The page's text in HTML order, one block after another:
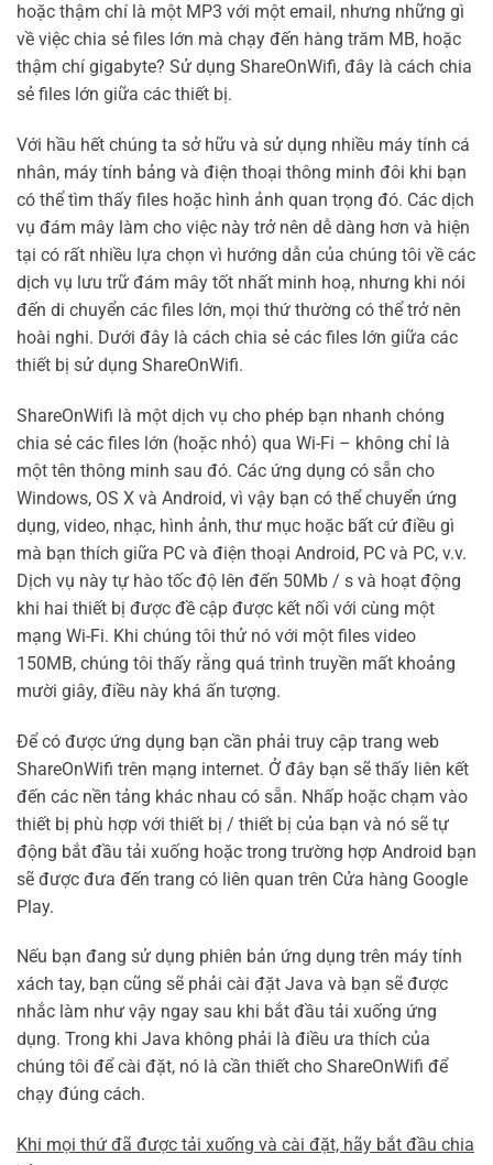
hoặc thậm chí là một MP3 với một email, nhưng những gì
về việc chia sẻ files lớn mà chạy đến hàng trăm MB, hoặc
thậm chí gigabyte? Sử dụng ShareOnWifi, đây là cách chia
sẻ files lớn giữa các thiết bị.
Với hầu hết chúng ta sở hữu và sử dụng nhiều máy tính cá
nhân, máy tính bảng và điện thoại thông minh đôi khi bạn
có thể tìm thấy files hoặc hình ảnh quan trọng đó. Các dịch
vụ đám mây làm cho việc này trở nên dễ dàng hơn và hiện
tại có rất nhiều lựa chọn vì hướng dẫn của chúng tôi về các
dịch vụ lưu trữ đám mây tốt nhất minh hoạ, nhưng khi nói
đến di chuyển các files lớn, mọi thứ thường có thể trở nên
hoài nghi. Dưới đây là cách chia sẻ các files lớn giữa các
thiết bị sử dụng ShareOnWifi.
ShareOnWifi là một dịch vụ cho phép bạn nhanh chóng
chia sẻ các files lớn (hoặc nhỏ) qua Wi-Fi – không chỉ là
một tên thông minh sau đó. Các ứng dụng có sẵn cho
Windows, OS X và Android, vì vậy bạn có thể chuyển ứng
dụng, video, nhạc, hình ảnh, thư mục hoặc bất cứ điều gì
mà bạn thích giữa PC và điện thoại Android, PC và PC, v.v.
Dịch vụ này tự hào tốc độ lên đến 50Mb / s và hoạt động
khi hai thiết bị được đề cập được kết nối với cùng một
mạng Wi-Fi. Khi chúng tôi thử nó với một files video
150MB, chúng tôi thấy rằng quá trình truyền mất khoảng
mười giây, điều này khá ấn tượng.
Để có được ứng dụng bạn cần phải truy cập trang web
ShareOnWifi trên mạng internet. Ở đây bạn sẽ thấy liên kết
đến các nền tảng khác nhau có sẵn. Nhấp hoặc chạm vào
thiết bị phù hợp với thiết bị / thiết bị của bạn và nó sẽ tự
động bắt đầu tải xuống hoặc trong trường hợp Android bạn
sẽ được đưa đến trang có liên quan trên Cửa hàng Google
Play.
Nếu bạn đang sử dụng phiên bản ứng dụng trên máy tính
xách tay, bạn cũng sẽ phải cài đặt Java và bạn sẽ được
nhắc làm như vậy ngay sau khi bắt đầu tải xuống ứng
dụng. Trong khi Java không phải là điều ưa thích của
chúng tôi để cài đặt, nó là cần thiết cho ShareOnWifi để
chạy đúng cách.
Khi mọi thứ đã được tải xuống và cài đặt, hãy bắt đầu chia